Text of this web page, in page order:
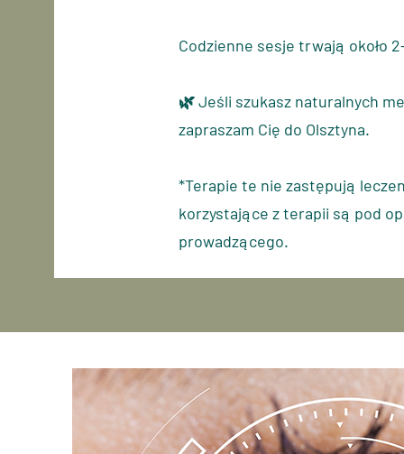
Codzienne sesje trwają około
🌿 Jeśli szukasz naturalnych
zapraszam Cię do Olsztyna.
*Terapie te nie zastępują
korzystające z terapii są pod
prowadzącego.